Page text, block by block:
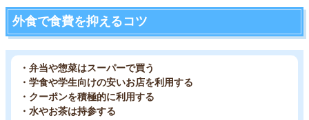
外食で食費を抑えるコツ
・弁当や惣菜はスーパーで買う
・学食や学生向けの安いお店を利用する
・クーポンを積極的に利用する
・水やお茶は持参する